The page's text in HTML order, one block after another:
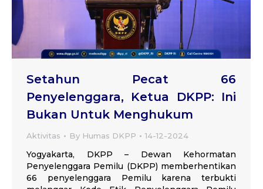
Setahun Pecat 66
Penyelenggara, Ketua DKPP: Ini
Bukan Untuk Menghukum
Aktivitas By Humas DKPP 14-12-2024
Yogyakarta, DKPP – Dewan Kehormatan
Penyelenggara Pemilu (DKPP) memberhentikan
66 penyelenggara Pemilu karena terbukti